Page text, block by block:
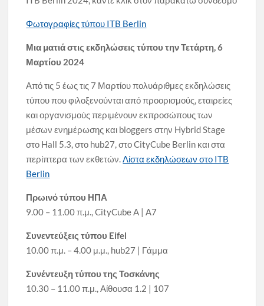
Φωτογραφίες τύπου ITB Berlin
Μια ματιά στις εκδηλώσεις τύπου την Τετάρτη, 6
Μαρτίου 2024
Από τις 5 έως τις 7 Μαρτίου πολυάριθμες εκδηλώσεις
τύπου που φιλοξενούνται από προορισμούς, εταιρείες
και οργανισμούς περιμένουν εκπροσώπους των
μέσων ενημέρωσης και bloggers στην Hybrid Stage
στο Hall 5.3, στο hub27, στο CityCube Berlin και στα
περίπτερα των εκθετών.Λίστα εκδηλώσεων στο ITB
Berlin
Πρωινό τύπου ΗΠΑ
9.00 – 11.00 π.μ., CityCube A | Α7
Συνεντεύξεις τύπου Eifel
10.00 π.μ. – 4.00 μ.μ., hub27 | Γάμμα
Συνέντευξη τύπου της Τοσκάνης
10.30 – 11.00 π.μ., Αίθουσα 1.2 | 107